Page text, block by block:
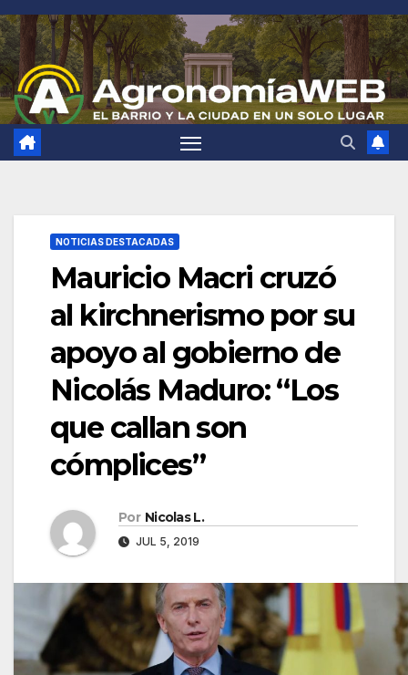
Saltar
al
contenido
NOTICIAS DESTACADAS
Mauricio Macri cruzó
al kirchnerismo por su
apoyo al gobierno de
Nicolás Maduro: “Los
que callan son
cómplices”
Por Nicolas L.
JUL 5, 2019